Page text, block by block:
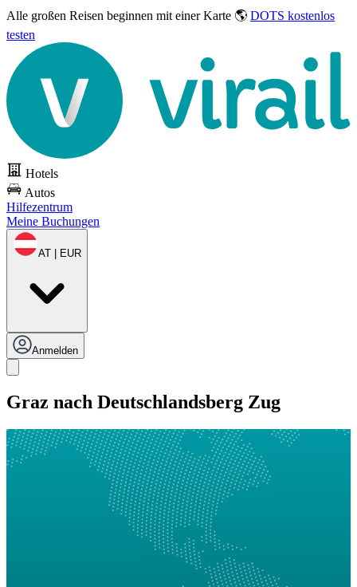
Alle großen Reisen beginnen mit einer Karte 🌎 DOTS kostenlos
testen
Hotels
Autos
Hilfezentrum
Meine Buchungen
AT | EUR
Anmelden
Graz nach Deutschlandsberg Zug